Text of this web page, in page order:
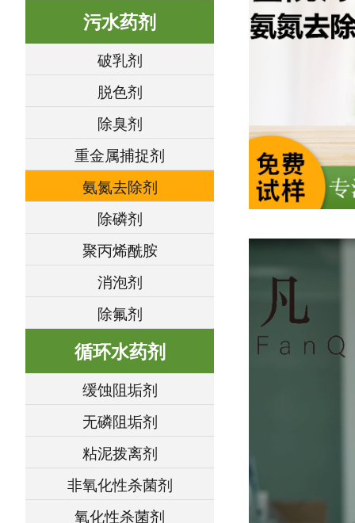
污水药剂
破乳剂
脱色剂
除臭剂
重金属捕捉剂
氨氮去除剂
除磷剂
聚丙烯酰胺
消泡剂
除氟剂
循环水药剂
缓蚀阻垢剂
无磷阻垢剂
粘泥拨离剂
非氧化性杀菌剂
氧化性杀菌剂